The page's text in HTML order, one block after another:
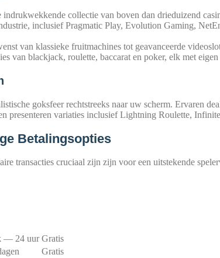
indruk­wek­ken­de coll­ec­tie van boven dan drie­dui­zend
inclu­sief Prag­ma­tic Play, Evo­lu­ti­on Gam­ing,
van klas­sie­ke fruit­ma­chi­nes tot geavan­ceer­de
van black­jack, rou­lette, bac­ca­rat en poker, elk met
goks­feer recht­s­treeks naar uw scherm. Erva­ren
pre­sen­te­ren varia­ties inclu­sief Light­ning Rou­lette,
Betalingsopties
tran­sac­ties cru­cia­al zijn zijn voor een uit­s­te­ken­de
— 24 uur Gra­tis
Gra­tis